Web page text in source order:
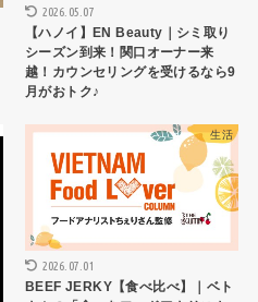
2026.05.07
【ハノイ】EN Beauty｜シミ取り
シーズン到来！関口オーナー来
越！カウンセリングを受けるなら9
月がおトク♪
生活
2026.07.01
BEEF JERKY【食べ比べ】｜ベト